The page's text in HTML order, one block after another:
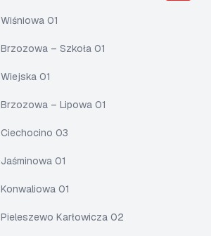
Wiśniowa 01
Brzozowa – Szkoła 01
Wiejska 01
Brzozowa – Lipowa 01
Ciechocino 03
Jaśminowa 01
Konwaliowa 01
Pieleszewo Karłowicza 02